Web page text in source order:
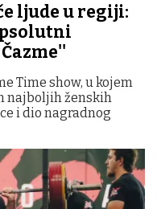
ljude u regiji:
Time show, u kojem
najboljih ženskih
i dio nagradnog